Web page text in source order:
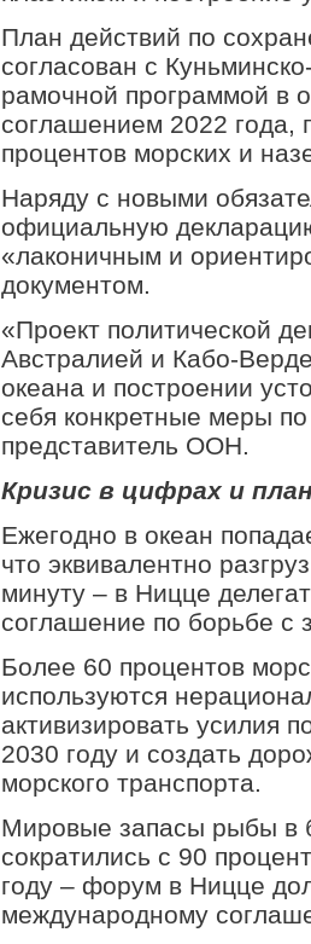
План действий по
согласован с
рамочной программой в
соглашением 2022
процентов морских и
Наряду с новыми
официальную
«лаконичным и
документом.
«Проект политической
Австралией и Кабо-
океана и построении
себя конкретные меры
представитель ООН.
Кризис в цифрах и
Ежегодно в океан
что эквивалентно
минуту – в Ницце
соглашение по борьбе с
Более 60 процентов
используются
активизировать усилия
2030 году и создать
морского транспорта.
Мировые запасы рыбы в
сократились с 90
году – форум в Ницце
международному